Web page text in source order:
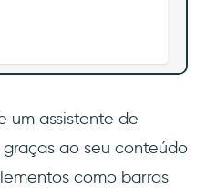
um assistente de
ao seu conteúdo
como barras